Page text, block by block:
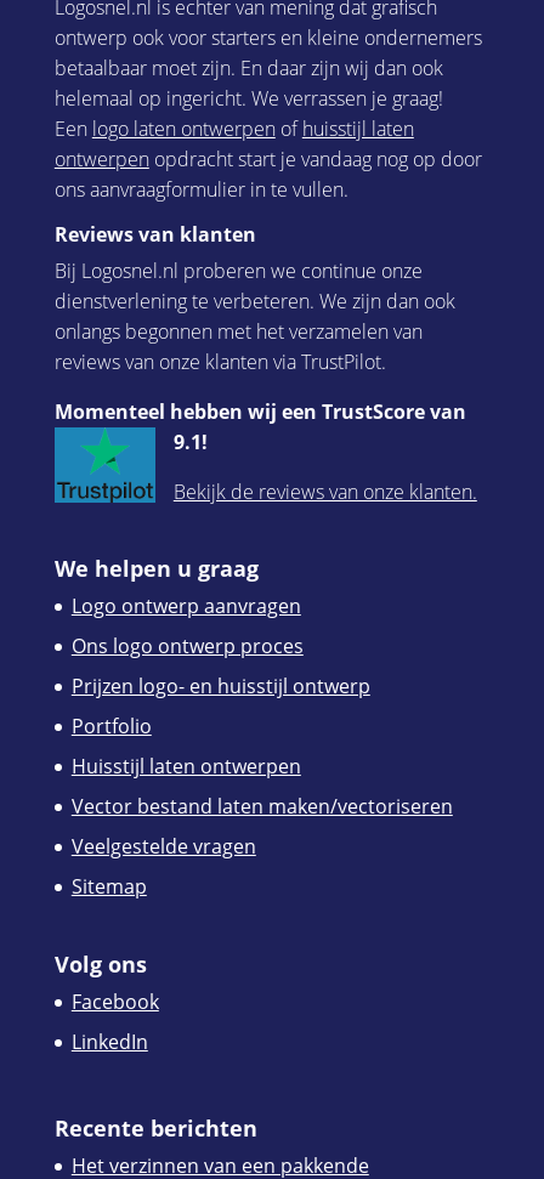
Logosnel.nl is echter van mening dat grafisch
ontwerp ook voor starters en kleine ondernemers
betaalbaar moet zijn. En daar zijn wij dan ook
helemaal op ingericht. We verrassen je graag!
Een logo laten ontwerpenofhuisstijl laten
ontwerpenopdracht start je vandaag nog op door
ons aanvraagformulier in te vullen.
Reviews van klanten
Bij Logosnel.nl proberen we continue onze
dienstverlening te verbeteren. We zijn dan ook
onlangs begonnen met het verzamelen van
reviews van onze klanten via TrustPilot.
Momenteel hebben wij een TrustScore van
9.1!
Bekijk de reviews van onze klanten.
We helpen u graag
Logo ontwerp aanvragen
Ons logo ontwerp proces
Prijzen logo- en huisstijl ontwerp
Portfolio
Huisstijl laten ontwerpen
Vector bestand laten maken/vectoriseren
Veelgestelde vragen
Sitemap
Volg ons
Facebook
LinkedIn
Recente berichten
Het verzinnen van een pakkende